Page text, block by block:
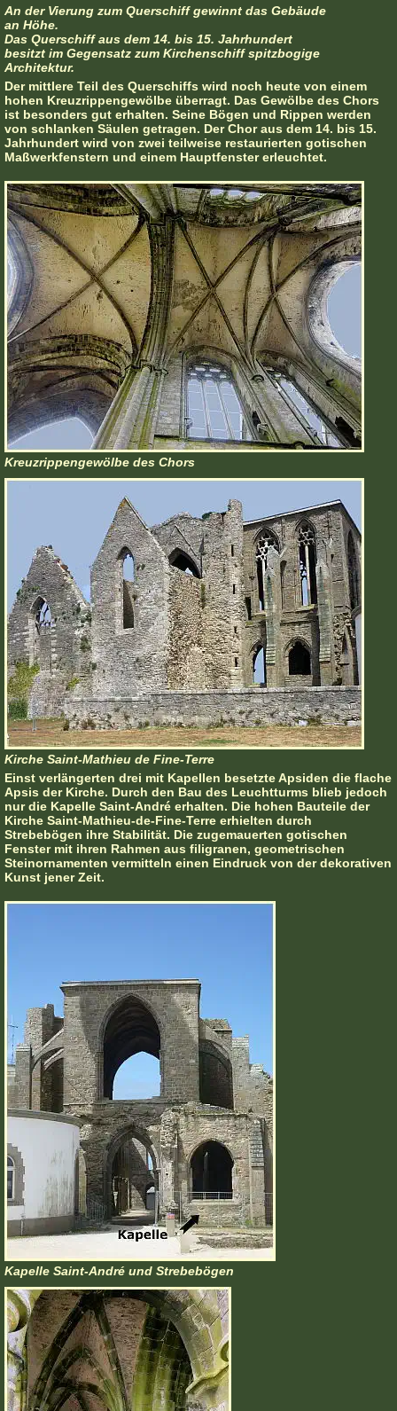
An der Vierung zum Querschiff gewinnt das Gebäude
an Höhe.
Das Querschiff aus dem 14. bis 15. Jahrhundert
besitzt im Gegensatz zum Kirchenschiff spitzbogige
Architektur.
Der mittlere Teil des Querschiffs wird noch heute von einem
hohen Kreuzrippengewölbe überragt. Das Gewölbe des Chors
ist besonders gut erhalten. Seine Bögen und Rippen werden
von schlanken Säulen getragen. Der Chor aus dem 14. bis 15.
Jahrhundert wird von zwei teilweise restaurierten gotischen
Maßwerkfenstern und einem Hauptfenster erleuchtet.
Kreuzrippengewölbe des Chors
Kirche Saint-Mathieu de Fine-Terre
Einst verlängerten drei mit Kapellen besetzte Apsiden die flache
Apsis der Kirche. Durch den Bau des Leuchtturms blieb jedoch
nur die Kapelle Saint-André erhalten. Die hohen Bauteile der
Kirche Saint-Mathieu-de-Fine-Terre erhielten durch
Strebebögen ihre Stabilität. Die zugemauerten gotischen
Fenster mit ihren Rahmen aus filigranen, geometrischen
Steinornamenten vermitteln einen Eindruck von der dekorativen
Kunst jener Zeit.
Kapelle Saint-André und Strebebögen